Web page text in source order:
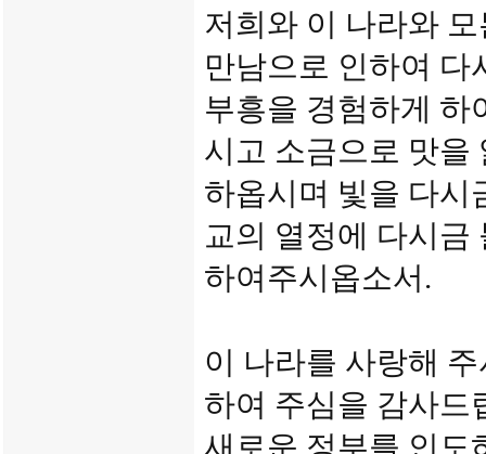
저희와 이 나라와
만남으로 인하여 다
부흥을 경험하게 하
시고 소금으로 맛을
하옵시며 빛을 다시
교의 열정에 다시금
하여주시옵소서.
이 나라를 사랑해
하여 주심을 감사드
새로운 정부를 인도